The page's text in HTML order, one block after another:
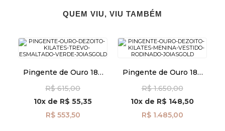
QUEM VIU, VIU TAMBÉM
Pingente de Ouro 18k
pi24481
R$ 615,00
10x de R$ 55,35
R$ 553,50
Pingente de Ouro 18k
Rodinado pi24507
R$ 1.650,00
10x de R$ 148,50
R$ 1.485,00